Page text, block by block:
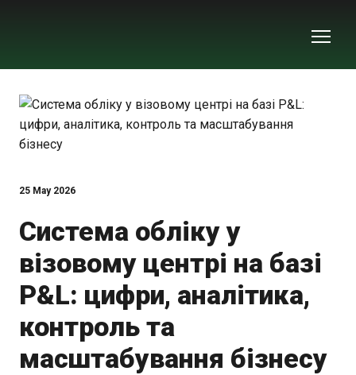
25 May 2026
Система обліку у
візовому центрі на базі
P&L: цифри, аналітика,
контроль та
масштабування бізнесу